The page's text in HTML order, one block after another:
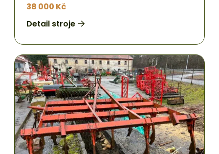
38 000 Kč
Detail stroje